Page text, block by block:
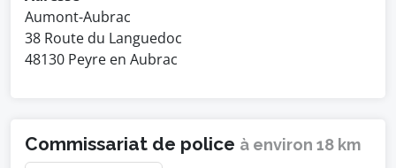
Aumont-Aubrac
38 Route du Languedoc
48130 Peyre en Aubrac
Commissariat de police à environ 18 km